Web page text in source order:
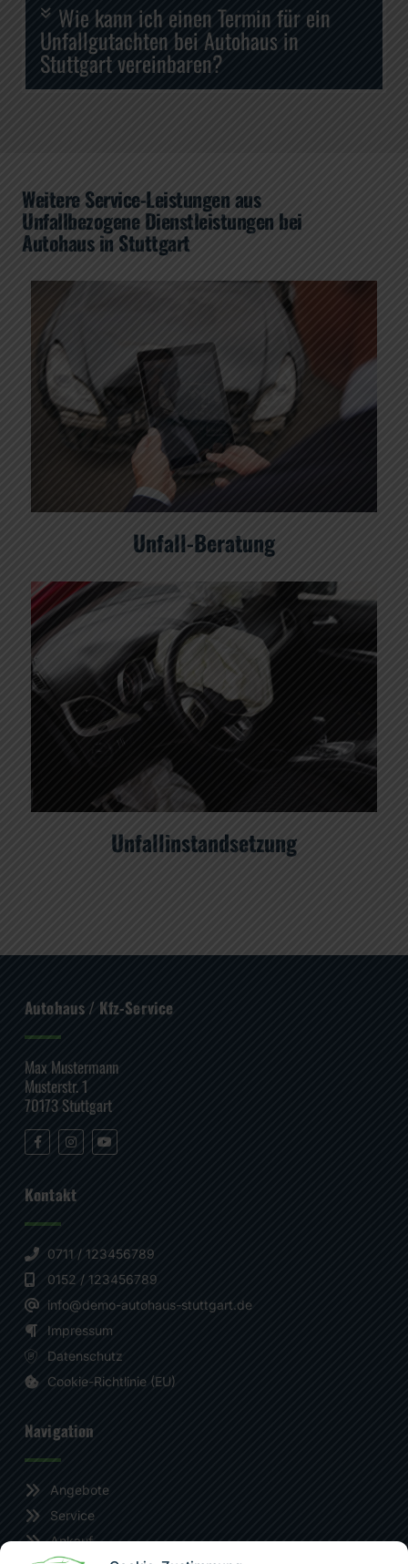
Wie kann ich einen Termin für ein
Unfallgutachten bei Autohaus in
Stuttgart vereinbaren?
Weitere Service-Leistungen aus
Unfallbezogene Dienstleistungen bei
Autohaus in Stuttgart
Unfall-Beratung
Unfallinstandsetzung
Autohaus / Kfz-Service
Max Mustermann
Musterstr. 1
70173 Stuttgart
Kontakt
0711 / 123456789
0152 / 123456789
info@demo-autohaus-stuttgart.de
Impressum
Datenschutz
Cookie-Richtlinie (EU)
Navigation
Angebote
Service
Ankauf